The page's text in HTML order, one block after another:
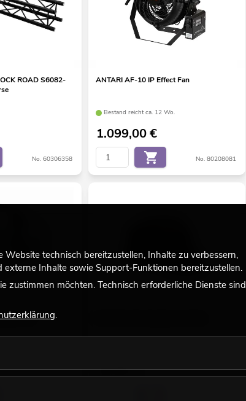
ROAD S6082-
No. 60306358
ANTARI AF-10 IP Effect Fan
Bestand reicht ca. 12 Wo.
1.099,00€
No. 80208081
49,90€
technisch bereitzustellen, Inhalte zu verbessern,
Inhalte sowie Support-Funktionen bereitzustellen.
zustimmen möchten. Technisch erforderliche Dienste sind
.